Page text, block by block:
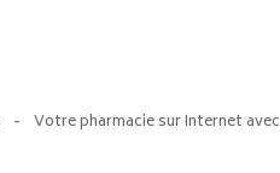
- Votre pharmacie sur Internet avec